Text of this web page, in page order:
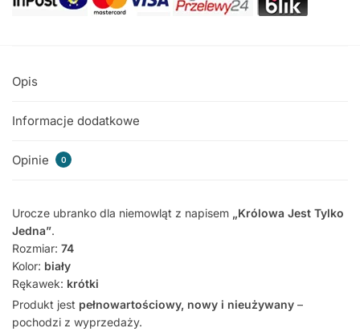
Opis
Informacje dodatkowe
Opinie 0
Urocze ubranko dla niemowląt z napisem „Królowa Jest Tylko
Jedna”.
Rozmiar: 74
Kolor: biały
Rękawek: krótki
Produkt jest pełnowartościowy, nowy i nieużywany –
pochodzi z wyprzedaży.